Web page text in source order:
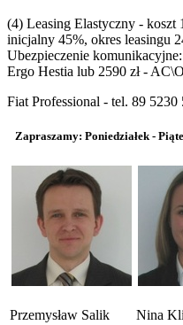
(4) Leasing Elastyczny -
inicjalny 45%, okres leasingu
Ubezpieczenie
Ergo Hestia lub 2590 zł -
Fiat Professional - tel. 89 5230
Zapraszamy: Poniedziałek -
Przemysław Salik
Nina